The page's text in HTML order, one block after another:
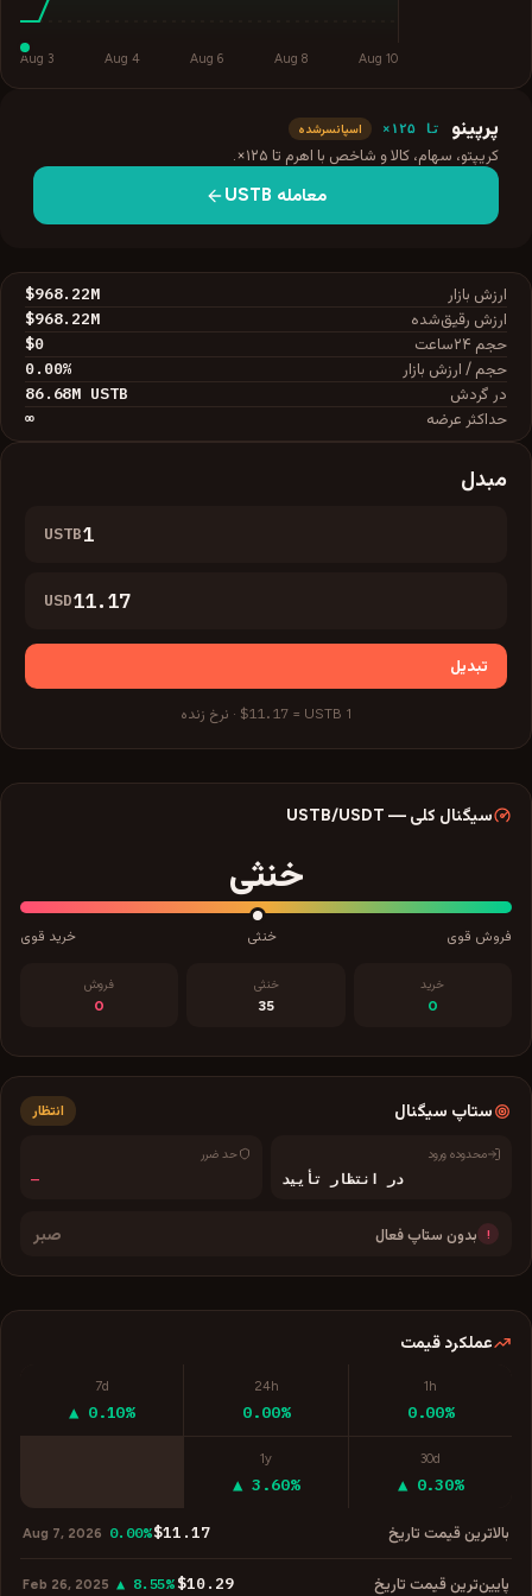
Aug 3 Aug 4 Aug 6 Aug 8 Aug 10
پرپینو تا ۱۲۵× اسپانسرشده
کریپتو، سهام، کالا و شاخص با اهرم تا ۱۲۵×.
معامله USTB
ارزش بازار $968.22M
ارزش رقیق‌شده $968.22M
حجم ۲۴ساعت $0
حجم / ارزش بازار 0.00%
در گردش 86.68M USTB
حداکثر عرضه ∞
مبدل
USTB
USD
تبدیل
1
USTB
=
$11.17
· نرخ زنده
سیگنال کلی —
USTB/USDT
خنثی
فروش قوی خنثی خرید قوی
خرید
0
خنثی
35
فروش
0
ستاپ سیگنال انتظار
محدوده ورود
در انتظار تأیید
حد ضرر
—
! بدون ستاپ فعال صبر
عملکرد قیمت
1h
0.00%
24h
0.00%
7d
▲ 0.10%
30d
▲ 0.30%
1y
▲ 3.60%
بالاترین قیمت تاریخ $11.17
0.00%
Aug 7, 2026
پایین‌ترین قیمت تاریخ $10.29
▲ 8.55%
Feb 26, 2025